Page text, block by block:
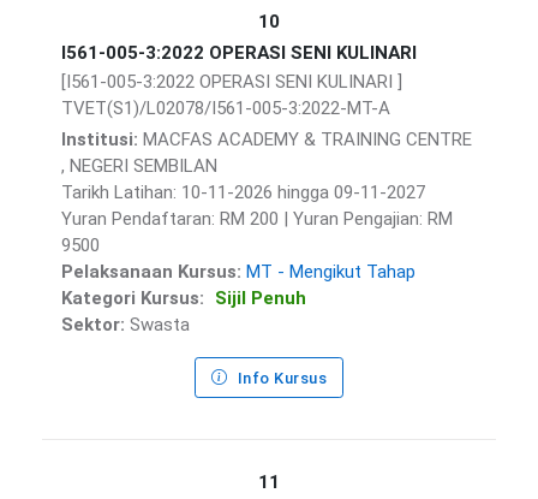
10
I561-005-3:2022 OPERASI SENI KULINARI
[I561-005-3:2022 OPERASI SENI KULINARI ]
TVET(S1)/L02078/I561-005-3:2022-MT-A
Institusi: MACFAS ACADEMY & TRAINING CENTRE
, NEGERI SEMBILAN
Tarikh Latihan: 10-11-2026 hingga 09-11-2027
Yuran Pendaftaran: RM 200 | Yuran Pengajian: RM
9500
Pelaksanaan Kursus: MT - Mengikut Tahap
Kategori Kursus:
Sijil Penuh
Sektor: Swasta
Info Kursus
11